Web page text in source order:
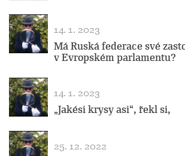
14. 1. 2023
Má Ruská federace své
v Evropském parlamentu?
14. 1. 2023
„Jakési krysy asi“, řekl si,
25. 12. 2022